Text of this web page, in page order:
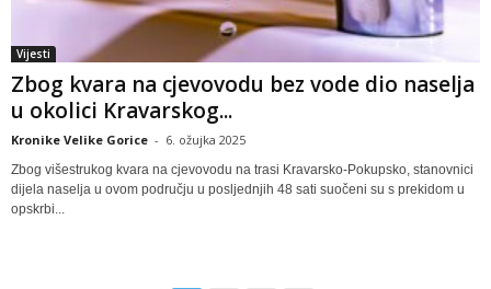
Vijesti
Zbog kvara na cjevovodu bez vode dio naselja
u okolici Kravarskog...
Kronike Velike Gorice - 6. ožujka 2025
Zbog višestrukog kvara na cjevovodu na trasi Kravarsko-Pokupsko, stanovnici
dijela naselja u ovom području u posljednjih 48 sati suočeni su s prekidom u
opskrbi...